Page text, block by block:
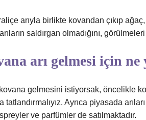
arıyla birlikte kovandan çıkıp
saldırgan olmadığını,
arı gelmesi için ne
gelmesini istiyorsak, öncelikle
tatlandırmalıyız. Ayrıca piyasada
ve parfümler de satılmaktadır.